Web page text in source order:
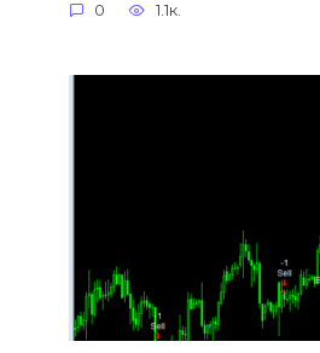
0 1.1к.